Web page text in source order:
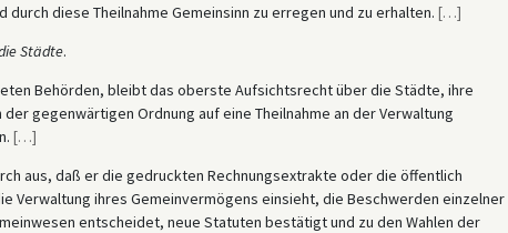
diese Theilnahme Gemeinsinn zu erregen und zu erhalten. […]
Städte.
Behörden, bleibt das oberste Aufsichtsrecht über die Städte, ihre
gegenwärtigen Ordnung auf eine Theilnahme an der Verwaltung
[…]
aus, daß er die gedruckten Rechnungsextrakte oder die öffentlich
Verwaltung ihres Gemeinvermögens einsieht, die Beschwerden einzelner
entscheidet, neue Statuten bestätigt und zu den Wahlen der